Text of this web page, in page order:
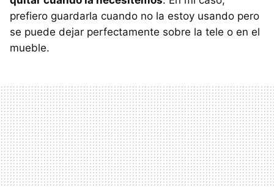
prefiero guardarla cuando no la estoy usando pero
se puede dejar perfectamente sobre la tele o en el
mueble.